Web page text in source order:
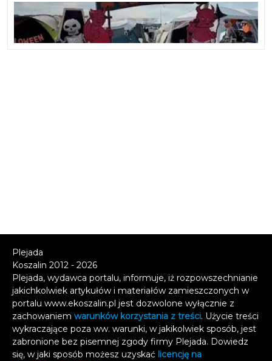
Plejada
Koszalin 2012 - 2026
Plejada, wydawca portalu, informuje, iż rozpowszechnianie
jakichkolwiek artykułów i materiałów zamieszczonych w
portalu www.ekoszalin.pl jest dozwolone wyłącznie z
zachowaniem warunków korzystania z treści. Użycie treści
wykraczające poza ww. warunki, w jakikolwiek sposób, jest
zabronione bez pisemnej zgody firmy Plejada. Dowiedz
się, w jaki sposób możesz uzyskać licencję na